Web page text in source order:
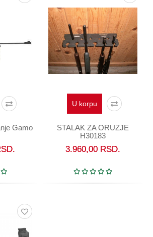
Gamo
U korpu
STALAK ZA ORUZJE
H30183
3.960,00 RSD.